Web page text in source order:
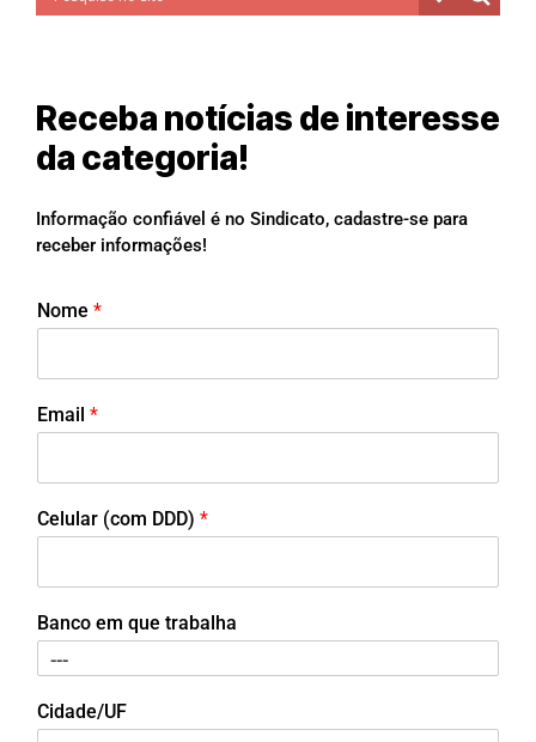
Receba notícias de interesse
da categoria!
Informação confiável é no Sindicato, cadastre-se para
receber informações!
Nome *
Email *
Celular (com DDD) *
Banco em que trabalha
Cidade/UF